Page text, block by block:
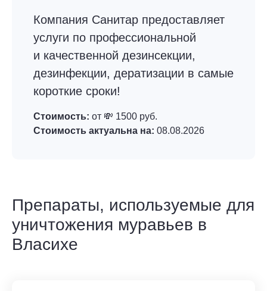
Компания Санитар предоставляет
услуги по профессиональной
и качественной дезинсекции,
дезинфекции, дератизации в самые
короткие сроки!
Стоимость: от 💸 1500 руб.
Стоимость актуальна на: 08.08.2026
Препараты, используемые для
уничтожения муравьев в
Власихе